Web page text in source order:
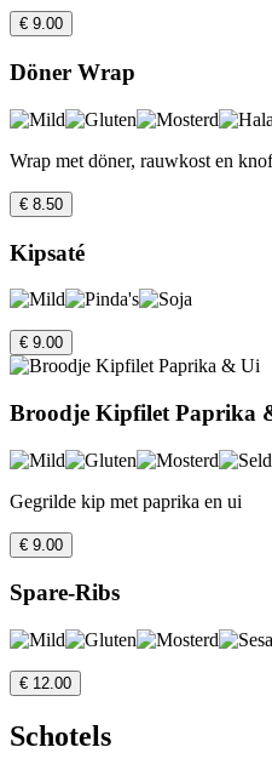
€ 9.00
Döner Wrap
Wrap met döner, rauwkost en
€ 8.50
Kipsaté
€ 9.00
Broodje Kipfilet Paprika
Gegrilde kip met paprika en ui
€ 9.00
Spare-Ribs
€ 12.00
Schotels